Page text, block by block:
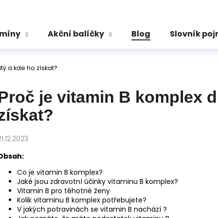
Akční balíčky Blog Slovník
a kde ho získat?
je vitamin B komplex
Co je vitamin B komplex?
Jaké jsou zdravotní účinky vitaminu B komplex?
Vitamin B pro těhotné ženy
Kolik vitaminu B komplex potřebujete?
V jakých potravinách se vitamin B nachází ?
Co potřebujete najít?